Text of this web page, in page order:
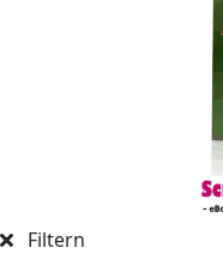
Filtern